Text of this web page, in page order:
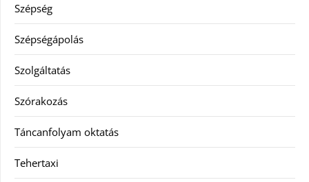
Szépség
Szépségápolás
Szolgáltatás
Szórakozás
Táncanfolyam oktatás
Tehertaxi